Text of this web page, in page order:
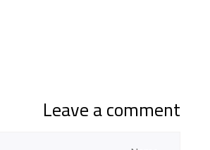
Leave a comment